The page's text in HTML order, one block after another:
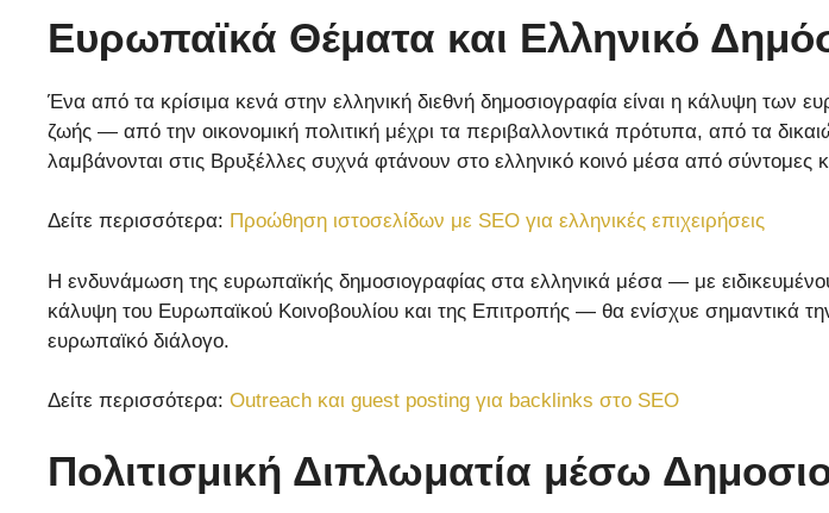
Ευρωπαϊκά Θέματα και Ελληνικό
Ένα από τα κρίσιμα κενά στην ελληνική διεθνή δημοσιογραφία είναι η κάλυψη των
ζωής — από την οικονομική πολιτική μέχρι τα περιβαλλοντικά πρότυπα, από τα
λαμβάνονται στις Βρυξέλλες συχνά φτάνουν στο ελληνικό κοινό μέσα από σύντομες
Δείτε περισσότερα: Προώθηση ιστοσελίδων με SEO για ελληνικές επιχειρήσεις
Η ενδυνάμωση της ευρωπαϊκής δημοσιογραφίας στα ελληνικά μέσα — με
κάλυψη του Ευρωπαϊκού Κοινοβουλίου και της Επιτροπής — θα ενίσχυε σημαντικά
ευρωπαϊκό διάλογο.
Δείτε περισσότερα: Outreach και guest posting για backlinks στο SEO
Πολιτισμική Διπλωματία μέσω